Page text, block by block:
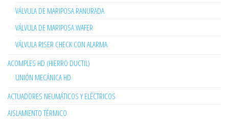
VÁLVULA DE MARIPOSA RANURADA
VÁLVULA DE MARIPOSA WAFER
VÁLVULA RISER CHECK CON ALARMA
ACOMPLES HD (HIERRO DUCTIL)
UNIÓN MECÁNICA HD
ACTUADORES NEUMÁTICOS Y ELÉCTRICOS
AISLAMIENTO TÉRMICO